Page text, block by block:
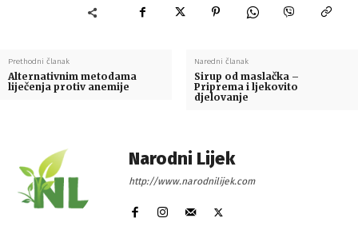
Prethodni članak
Alternativnim metodama
liječenja protiv anemije
Naredni članak
Sirup od maslačka –
Priprema i ljekovito
djelovanje
Narodni Lijek
http://www.narodnilijek.com